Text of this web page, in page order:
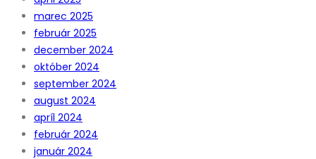
marec 2025
február 2025
december 2024
október 2024
september 2024
august 2024
apríl 2024
február 2024
január 2024